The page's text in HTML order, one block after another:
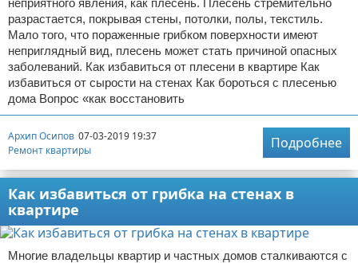
неприятного явления, как плесень. Плесень стремительно
разрастается, покрывая стены, потолки, полы, текстиль.
Мало того, что пораженные грибком поверхности имеют
неприглядный вид, плесень может стать причиной опасных
заболеваний. Как избавиться от плесени в квартире Как
избавиться от сырости на стенах Как бороться с плесенью
дома Вопрос «как восстановить
Архип Осипов 07-03-2019 19:37
Ремонт квартиры
Подробнее
Как избавиться от грибка на стенах в
квартире
Многие владельцы квартир и частных домов сталкиваются с